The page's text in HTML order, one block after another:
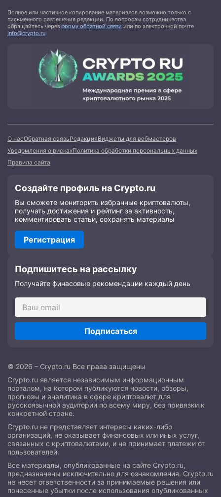
Полное или частичное копирование материалов возможно только с
письменного разрешения редакции. По вопросам сотрудничества
обращайтесь через форму обратной связи или по электронной почте
info@crypto.ru
О насОбратная связьРедакцияВиджеты для вебмастеров
Уведомления о рискахПолитика обработки персональных данных
Правила сайта
Создайте профиль на Crypto.ru
Вы сможете мониторить избранные криптовалюты,
получать достижения и рейтинг за активность,
комментировать статьи, сохранять материалы
Регистрация
Подпишитесь на рассылку
Получайте финасовые рекомендации каждый день
Подписаться
© 2026 – Crypto.ru Все права защищены
Crypto.ru является независимым информационным
порталом, на котором публикуются новости, обзоры,
прогнозы и аналитика в сфере криптовалют для
русскоязычной аудитории по всему миру, без привязки к
конкретной стране.
Crypto.ru не представляет интересы каких-либо
организаций, не оказывает финансовых или иных услуг,
связанных с криптовалютами, и не принимает платежи от
пользователей.
Все материалы, опубликованные на сайте Crypto.ru,
предназначены исключительно для ознакомления. Crypto.ru
не несет ответственности за принимаемые решения или
понесенные убытки после использования опубликованных